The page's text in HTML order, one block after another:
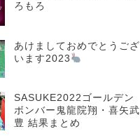
ろもろ
あけましておめでとうござ
います2023
SASUKE2022ゴールデン
ボンバー鬼龍院翔・喜矢武
豊 結果まとめ